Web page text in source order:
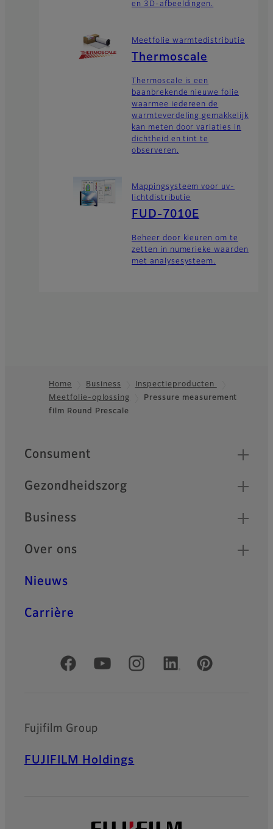
en 3D-afbeeldingen.
Meetfolie warmtedistributie
Thermoscale
Thermoscale is een
baanbrekende nieuwe folie
waarmee iedereen de
warmteverdeling gemakkelijk
kan meten door variaties in
dichtheid en tint te
observeren.
Mappingsysteem voor uv-
lichtdistributie
FUD-7010E
Beheer door kleuren om te
zetten in numerieke waarden
met analysesysteem.
Footer
Home Business
Inspectieproducten
Meetfolie-oplossing
Pressure measurement
film Round Prescale
Quick Links
Consument
Gezondheidszorg
Business
Over ons
Nieuws
Carrière
Officiële sociale media
Fujifilm Group
FUJIFILM Holdings